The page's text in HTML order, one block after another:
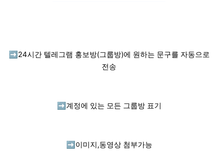
➡️ 24시간 텔레그램 홍보방(그룹방)에 원하는 문구를 자동으로
전송
➡️ 계정에 있는 모든 그룹방 표기
➡️ 이미지,동영상 첨부가능